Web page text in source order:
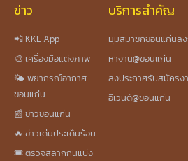
ข่าว
📲 KKL App
🎨 เครื่องมือแต่งภาพ
🌤️ พยากรณ์อากาศ
ขอนแก่น
📰 ข่าวขอนแก่น
🔥 ข่าวเด่นประเด็นร้อน
🎟️ ตรวจสลากกินแบ่ง
บริการสำคัญ
มุมสมาชิกขอนแก่นลิ
หางาน@ขอนแก่น
ลงประกาศรับสมัครง
อีเวนต์@ขอนแก่น